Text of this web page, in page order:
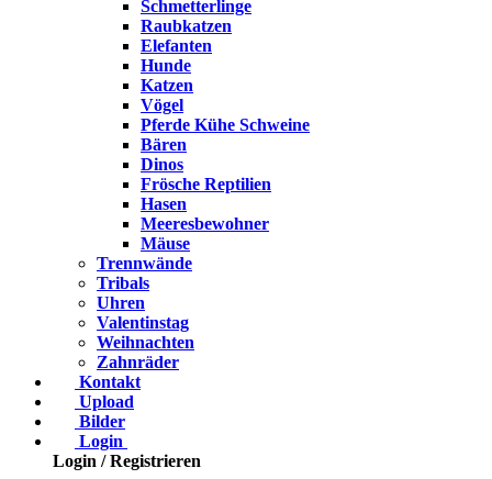
Schmetterlinge
Raubkatzen
Elefanten
Hunde
Katzen
Vögel
Pferde Kühe Schweine
Bären
Dinos
Frösche Reptilien
Hasen
Meeresbewohner
Mäuse
Trennwände
Tribals
Uhren
Valentinstag
Weihnachten
Zahnräder
Kontakt
Upload
Bilder
Login
Login / Registrieren